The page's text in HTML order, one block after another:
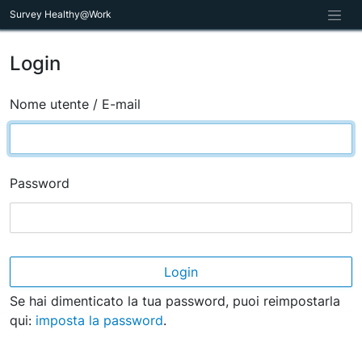
Survey Healthy@Work
Login
Nome utente / E-mail
Password
Login
Se hai dimenticato la tua password, puoi reimpostarla
qui: imposta la password.